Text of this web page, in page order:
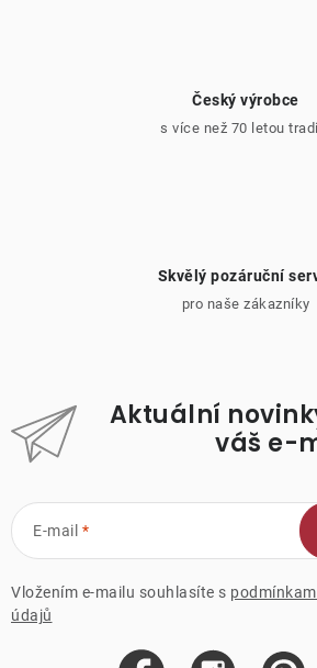
Český výrobce
s více než 70 letou
Skvělý pozáruční
pro naše zákazníky
Aktuální
váš e-
E-mail
Vložením e-mailu souhlasíte s
údajů